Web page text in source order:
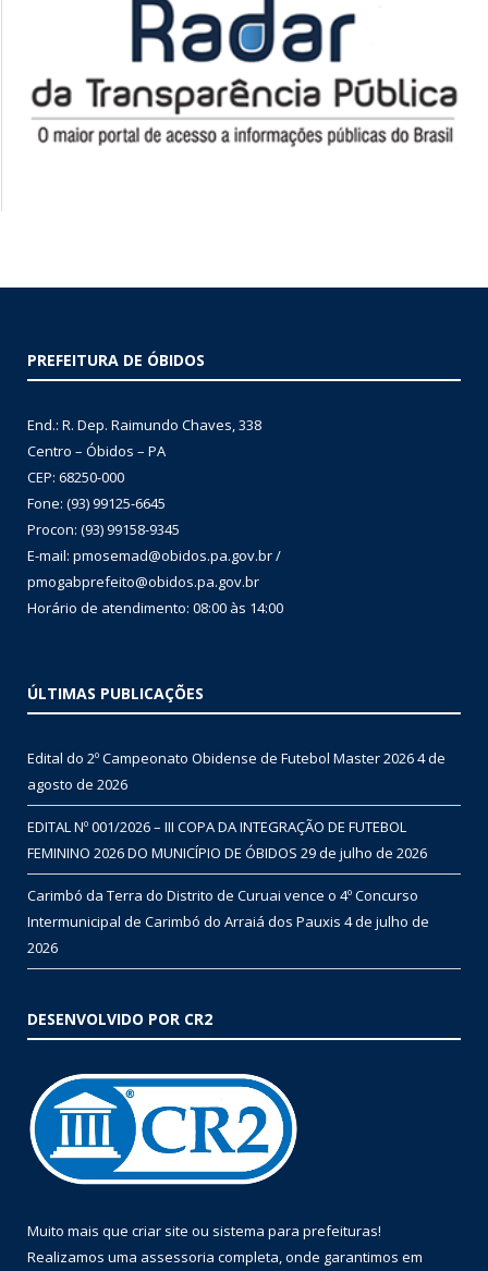
PREFEITURA DE ÓBIDOS
End.: R. Dep. Raimundo Chaves, 338
Centro – Óbidos – PA
CEP: 68250-000
Fone: (93) 99125-6645
Procon: (93) 99158-9345
E-mail: pmosemad@obidos.pa.gov.br /
pmogabprefeito@obidos.pa.gov.br
Horário de atendimento: 08:00 às 14:00
ÚLTIMAS PUBLICAÇÕES
Edital do 2º Campeonato Obidense de Futebol Master 20264 de
agosto de 2026
EDITAL Nº 001/2026 – III COPA DA INTEGRAÇÃO DE FUTEBOL
FEMININO 2026 DO MUNICÍPIO DE ÓBIDOS 29 de julho de 2026
Carimbó da Terra do Distrito de Curuai vence o 4º Concurso
Intermunicipal de Carimbó do Arraiá dos Pauxis 4 de julho de
2026
DESENVOLVIDO POR CR2
Muito mais que criar site ou sistema para prefeituras!
Realizamos uma assessoria completa, onde garantimos em